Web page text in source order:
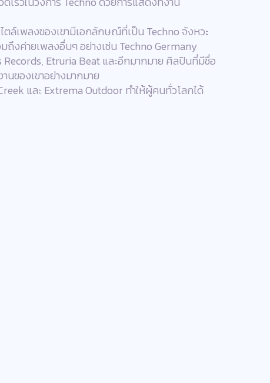
ตล์เพลงของเขามีเอกลักษณ์ที่เป็น Techno จังหวะ
ถึงค่ายเพลงอื่นๆ อย่างเช่น Techno Germany
Records, Etruria Beat และอีกมากมาย ศิลปินที่มีชื่อ
นของเขาอย่างมากมาย
และ Extrema Outdoor ทำให้ผู้คนทั่วโลกได้